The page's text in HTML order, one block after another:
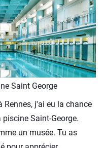
Saint George
j'ai eu la chance
Saint-George.
un musée. Tu as